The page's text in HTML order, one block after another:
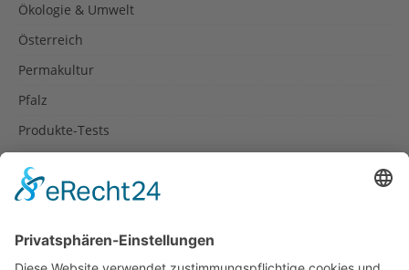
Ökologie & Umwelt
Österreich
Permakultur
Pfalz
Produkte-Tests
Rezepte
Spanien